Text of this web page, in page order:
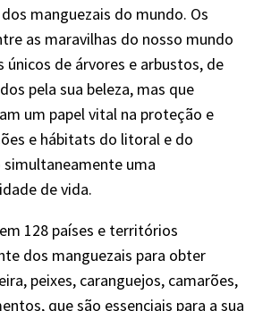
manguezais do mundo. Os
as maravilhas do nosso mundo
únicos de árvores e arbustos, de
pela sua beleza, mas que
um papel vital na proteção e
e hábitats do litoral e do
uma
de vida.
128 países e territórios
dos manguezais para obter
peixes, caranguejos, camarões,
que são essenciais para a sua